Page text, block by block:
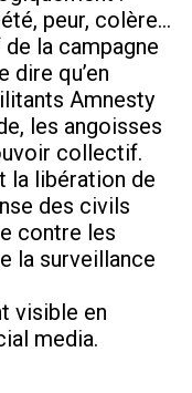
peur, colère…
la campagne
dire qu’en
Amnesty
les angoisses
collectif.
la libération de
des civils
contre les
la surveillance
visible en
media.